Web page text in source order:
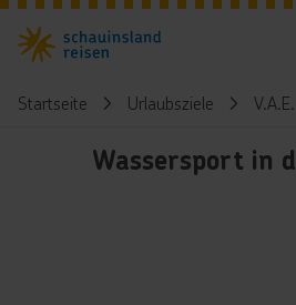
Startseite Urlaubsziele V.A.E.
Wassersport in